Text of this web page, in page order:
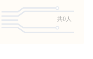
共0人